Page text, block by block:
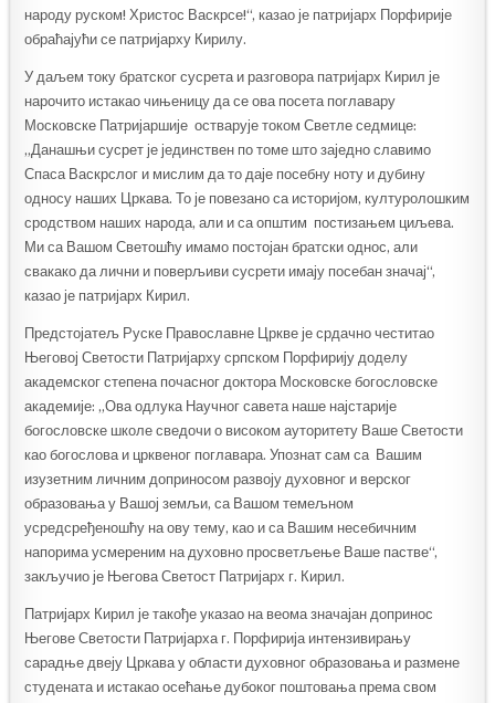
народу руском! Христос Васкрсе!“, казао је патријарх Порфирије
обраћајући се патријарху Кирилу.
У даљем току братског сусрета и разговора патријарх Кирил је
нарочито истакао чињеницу да се ова посета поглавару
Московске Патријаршије остварује током Светле седмице:
„Данашњи сусрет је јединствен по томе што заједно славимо
Спаса Васкрслог и мислим да то даје посебну ноту и дубину
односу наших Цркава. То је повезано са историјом, културолошким
сродством наших народа, али и са општим постизањем циљева.
Ми са Вашом Светошћу имамо постојан братски однос, али
свакако да лични и поверљиви сусрети имају посебан значај“,
казао је патријарх Кирил.
Предстојатељ Руске Православне Цркве је срдачно честитао
Његовој Светости Патријарху српском Порфирију доделу
академског степена почасног доктора Московске богословске
академије: „Ова одлука Научног савета наше најстарије
богословске школе сведочи о високом ауторитету Ваше Светости
као богослова и црквеног поглавара. Упознат сам са Вашим
изузетним личним доприносом развоју духовног и верског
образовања у Вашој земљи, са Вашом темељном
усредсређеношћу на ову тему, као и са Вашим несебичним
напорима усмереним на духовно просветљење Ваше пастве“,
закључио је Његова Светост Патријарх г. Кирил.
Патријарх Кирил је такође указао на веома значајан допринос
Његове Светости Патријарха г. Порфирија интензивирању
сарадње двеју Цркава у области духовног образовања и размене
студената и истакао осећање дубоког поштовања према свом